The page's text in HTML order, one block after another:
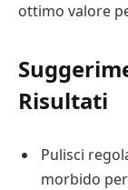
ottimo valore
Risultati
Pulisci
morbido